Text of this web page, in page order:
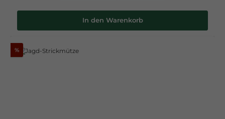
In den Warenkorb
%